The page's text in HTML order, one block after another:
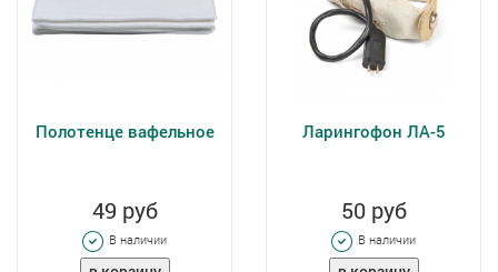
Полотенце вафельное
49 руб
В наличии
Ларингофон ЛА-5
50 руб
В наличии